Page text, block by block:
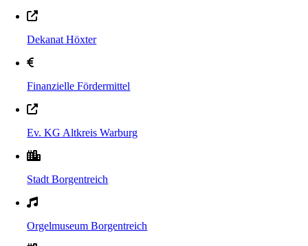
Dekanat Höxter
Finanzielle Fördermittel
Ev. KG Altkreis Warburg
Stadt Borgentreich
Orgelmuseum Borgentreich